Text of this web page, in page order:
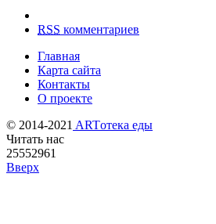
RSS комментариев
Главная
Карта сайта
Контакты
О проекте
© 2014-2021 ARTотека еды
Читать нас
25552961
Вверх